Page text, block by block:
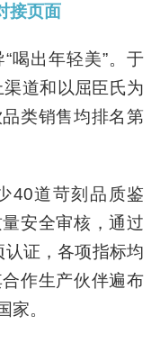
接页面
喝出年轻美”。于
道和以屈臣氏为
类销售均排名第
40道苛刻品质鉴
安全审核，通过
证，各项指标均
作生产伙伴遍布
家。